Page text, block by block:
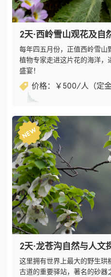
2天·西岭雪山观花及自
每年四五月份，正值西岭雪山
植物专家走进这片花的海洋，
盛宴！
价格：￥​500/人（定金
2天·龙苍沟自然与人文
这里拥有世界上最大的野生珙
古道的重要驿站，著名的砂器